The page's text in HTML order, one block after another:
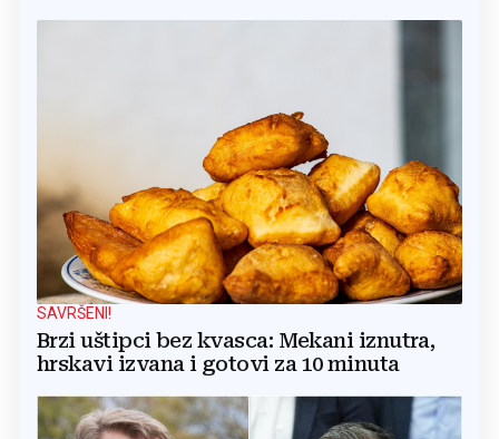
SAVRŠENI!
Brzi uštipci bez kvasca: Mekani iznutra,
hrskavi izvana i gotovi za 10 minuta